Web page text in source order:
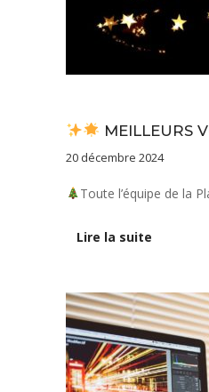
MEILLEURS
20 décembre 2024
Toute l’équipe de la
Lire la suite